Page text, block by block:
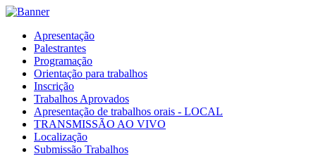
Apresentação
Palestrantes
Programação
Orientação para trabalhos
Inscrição
Trabalhos Aprovados
Apresentação de trabalhos orais - LOCAL
TRANSMISSÃO AO VIVO
Localização
Submissão Trabalhos